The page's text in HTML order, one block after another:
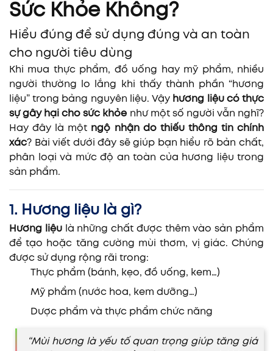
Sức Khỏe Không?
Hiểu đúng để sử dụng đúng và an toàn
cho người tiêu dùng
Khi mua thực phẩm, đồ uống hay mỹ phẩm, nhiều
người thường lo lắng khi thấy thành phần “hương
liệu” trong bảng nguyên liệu. Vậy hương liệu có thực
sự gây hại cho sức khỏe như một số người vẫn nghĩ?
Hay đây là một ngộ nhận do thiếu thông tin chính
xác? Bài viết dưới đây sẽ giúp bạn hiểu rõ bản chất,
phân loại và mức độ an toàn của hương liệu trong
sản phẩm.
1. Hương liệu là gì?
Hương liệulà những chất được thêm vào sản phẩm
để tạo hoặc tăng cường mùi thơm, vị giác. Chúng
được sử dụng rộng rãi trong:
Thực phẩm (bánh, kẹo, đồ uống, kem…)
Mỹ phẩm (nước hoa, kem dưỡng…)
Dược phẩm và thực phẩm chức năng
“Mùi hương là yếu tố quan trọng giúp tăng giá